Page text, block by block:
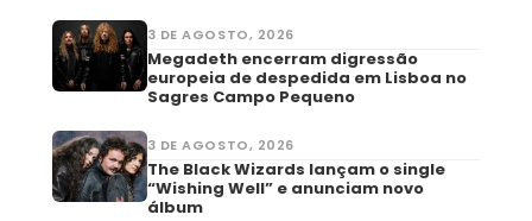
3 DE AGOSTO, 2026
Megadeth encerram digressão
europeia de despedida em Lisboa no
Sagres Campo Pequeno
3 DE AGOSTO, 2026
The Black Wizards lançam o single
“Wishing Well” e anunciam novo
álbum